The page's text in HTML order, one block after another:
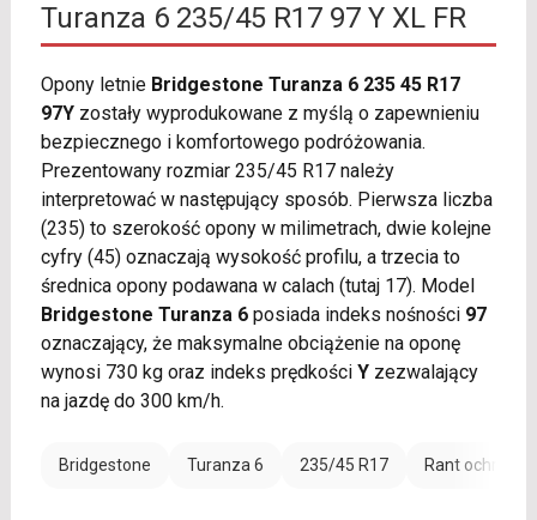
Turanza 6 235/45 R17 97 Y XL FR
Opony letnie Bridgestone Turanza 6 235 45 R17
97Yzostały wyprodukowane z myślą o zapewnieniu
bezpiecznego i komfortowego podróżowania.
Prezentowany rozmiar 235/45 R17 należy
interpretować w następujący sposób. Pierwsza liczba
(235) to szerokość opony w milimetrach, dwie kolejne
cyfry (45) oznaczają wysokość profilu, a trzecia to
średnica opony podawana w calach (tutaj 17). Model
Bridgestone Turanza 6posiada indeks nośności 97
oznaczający, że maksymalne obciążenie na oponę
wynosi 730 kg oraz indeks prędkości Yzezwalający
na jazdę do 300 km/h.
Bridgestone Turanza 6 235/45 R17 Rant ochronny